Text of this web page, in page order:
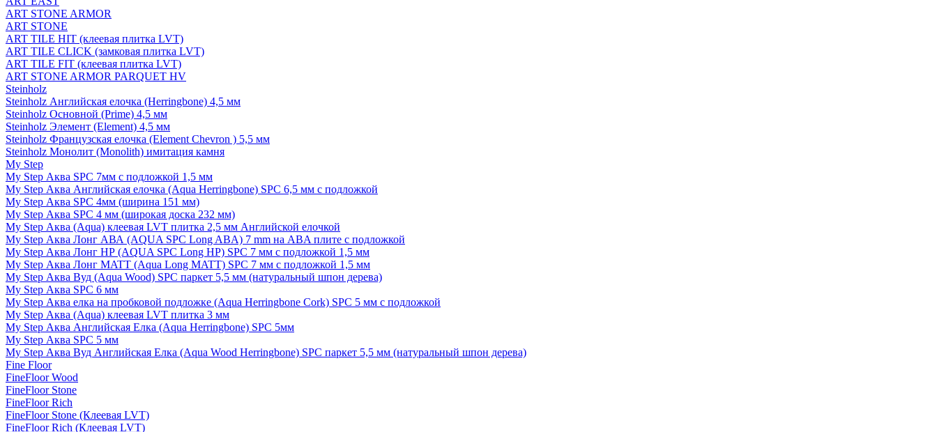
ART STONE ARMOR
ART STONE
ART TILE HIT (клеевая плитка LVT)
ART TILE CLICK (замковая плитка LVT)
ART TILE FIT (клеевая плитка LVT)
ART STONE ARMOR PARQUET HV
Steinholz
Steinholz Английская елочка (Herringbone) 4,5 мм
Steinholz Основной (Prime) 4,5 мм
Steinholz Элемент (Element) 4,5 мм
Steinholz Французская елочка (Element Chevron ) 5,5 мм
Steinholz Монолит (Monolith) имитация камня
My Step
My Step Аква SPC 7мм c подложкой 1,5 мм
My Step Аква Английская елочка (Aqua Herringbone) SPC 6,5 мм с подложкой
My Step Аква SPC 4мм (ширина 151 мм)
My Step Аква SPC 4 мм (широкая доска 232 мм)
My Step Аква (Aqua) клеевая LVT плитка 2,5 мм Английской елочкой
My Step Аква Лонг АВА (AQUA SPC Long ABA) 7 mm на ABA плите с подложкой
My Step Аква Лонг НР (AQUA SPC Long HP) SPC 7 мм с подложкой 1,5 мм
My Step Аква Лонг MATT (Aqua Long MATT) SPC 7 мм с подложкой 1,5 мм
My Step Аква Вуд (Aqua Wood) SPC паркет 5,5 мм (натуральный шпон дерева)
My Step Аква SPC 6 мм
My Step Аква елка на пробковой подложке (Aqua Herringbone Cork) SPC 5 мм с подложкой
My Step Аква (Aqua) клеевая LVT плитка 3 мм
My Step Аква Английская Елка (Aqua Herringbone) SPC 5мм
My Step Аква SPC 5 мм
My Step Аква Вуд Английская Елка (Aqua Wood Herringbone) SPC паркет 5,5 мм (натуральный шпон дерева)
Fine Floor
FineFloor Wood
FineFloor Stone
FineFloor Rich
FineFloor Stone (Клеевая LVT)
FineFloor Rich (Клеевая LVT)